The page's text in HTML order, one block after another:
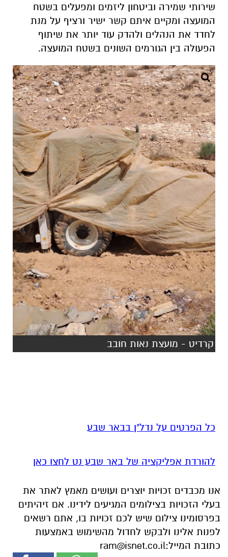
שירותי שמירה וביטחון ליזמים ומפעלים בשטח
המועצה ומקיים איתם קשר ישיר ורציף על מנת
לחדד את הנהלים ולהדק עוד יותר את שיתוף
הפעולה בין הגורמים השונים בשטח המועצה.
קרדיט - מועצת נאות חובב
כל הפרטים על נדל"ן בבאר שבע
להורדת אפליקציה של באר שבע נט לחצו כאן
אנו מכבדים זכויות יוצרים ועושים מאמץ לאתר את
בעלי הזכויות בצילומים המגיעים לידינו. אם זיהיתים
בפרסומינו צילום שיש לכם זכויות בו, אתם רשאים
לפנות אלינו ולבקש לחדול מהשימוש באמצעות
כתובת המייל:ram@isnet.co.il